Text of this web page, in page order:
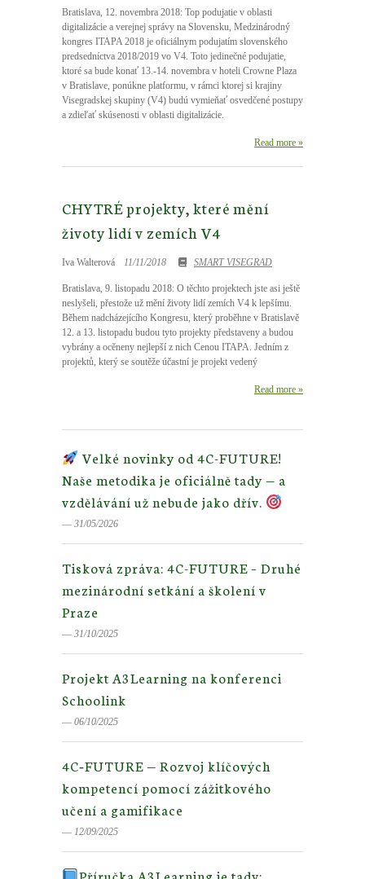
Bratislava, 12. novembra 2018: Top podujatie v oblasti
digitalizácie a verejnej správy na Slovensku, Medzinárodný
kongres ITAPA 2018 je oficiálnym podujatím slovenského
predsedníctva 2018/2019 vo V4. Toto jedinečné podujatie,
ktoré sa bude konať 13.-14. novembra v hoteli Crowne Plaza
v Bratislave, ponúkne platformu, v rámci ktorej si krajiny
Visegradskej skupiny (V4) budú vymieňať osvedčené postupy
a zdieľať skúsenosti v oblasti digitalizácie.
Read more »
CHYTRÉ projekty, které mění
životy lidí v zemích V4
Iva Walterová 11/11/2018 SMART VISEGRAD
Bratislava, 9. listopadu 2018: O těchto projektech jste asi ještě
neslyšeli, přestože už mění životy lidí zemích V4 k lepšímu.
Během nadcházejícího Kongresu, který proběhne v Bratislavě
12. a 13. listopadu budou tyto projekty představeny a budou
vybrány a ocěneny nejlepší z nich Cenou ITAPA. Jedním z
projektů, který se soutěže účastní je projekt vedený
Read more »
Velké novinky od 4C-FUTURE!
Naše metodika je oficiálně tady — a
vzdělávání už nebude jako dřív.
― 31/05/2026
Tisková zpráva: 4C-FUTURE – Druhé
mezinárodní setkání a školení v
Praze
― 31/10/2025
Projekt A3Learning na konferenci
Schoolink
― 06/10/2025
4C‑FUTURE — Rozvoj klíčových
kompetencí pomocí zážitkového
učení a gamifikace
― 12/09/2025